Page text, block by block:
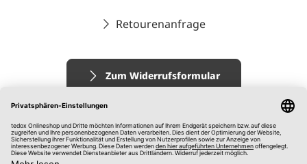
Retourenanfrage
Zum Widerrufsformular
Impressum
AGB